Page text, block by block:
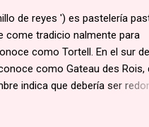
de reyes ') es pastelería
come tradicio nalmente para
como Tortell. En el sur de
como Gateau des Rois,
indica que debería ser